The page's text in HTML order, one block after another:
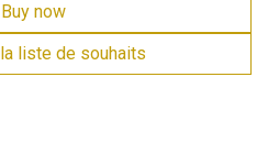
Buy now
liste de souhaits